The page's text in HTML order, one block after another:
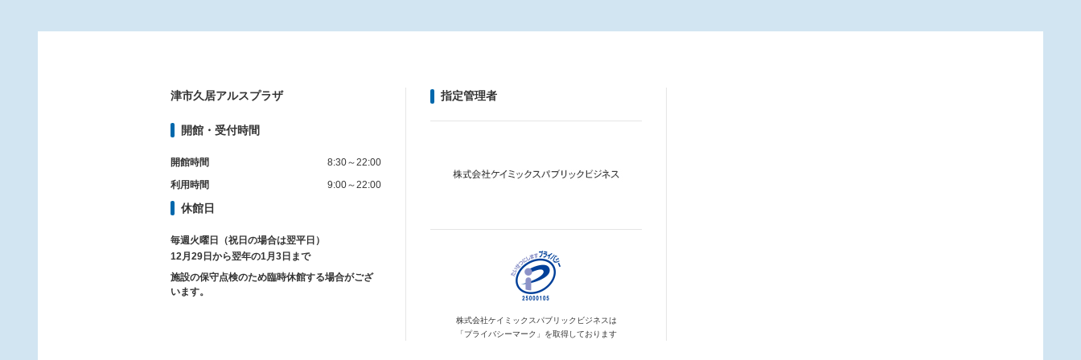
津市久居アルスプラザ
開館・受付時間
開館時間
8:30～22:00
利用時間
9:00～22:00
休館日
毎週火曜日（祝日の場合は翌平日）
12月29日から翌年の1月3日まで
施設の保守点検のため臨時休館する場合がござ
います。
指定管理者
株式会社ケイミックスパブリックビジネスは
「プライバシーマーク」を取得しております